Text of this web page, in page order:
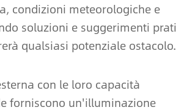
condizioni meteorologiche e
soluzioni e suggerimenti
qualsiasi potenziale ostacolo.
con le loro capacità
forniscono un'illuminazione